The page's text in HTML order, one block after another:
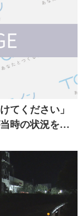
てください」
時の状況を語